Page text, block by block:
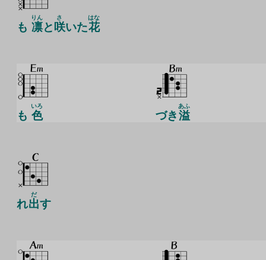
も 凛
りん
と 咲
さ
いた花
はな
も 色
いろ
づき溢
あふ
れ出
だ
す